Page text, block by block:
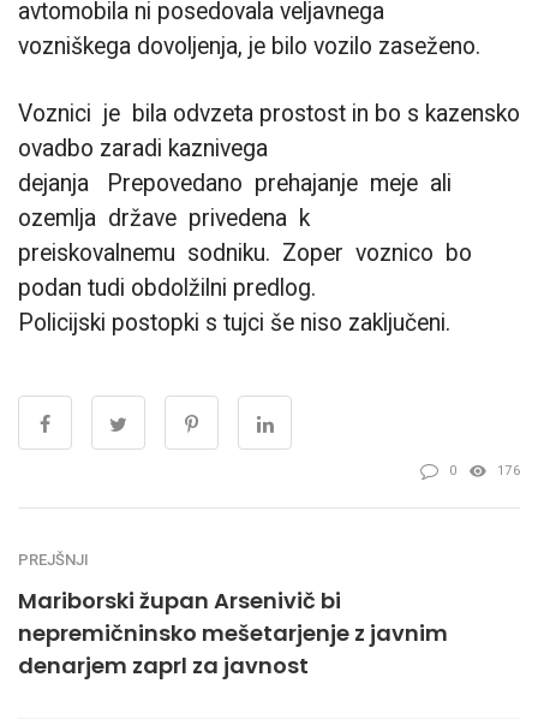
avtomobila ni posedovala veljavnega
vozniškega dovoljenja, je bilo vozilo zaseženo.
Voznici je bila odvzeta prostost in bo s kazensko
ovadbo zaradi kaznivega
dejanja Prepovedano prehajanje meje ali
ozemlja države privedena k
preiskovalnemu sodniku. Zoper voznico bo
podan tudi obdolžilni predlog.
Policijski postopki s tujci še niso zaključeni.
0 176
PREJŠNJI
Mariborski župan Arsenivič bi
nepremičninsko mešetarjenje z javnim
denarjem zaprl za javnost